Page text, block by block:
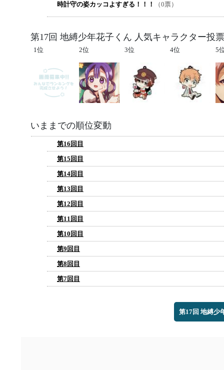
時計守の姿カッコよすぎる！！！ （0票）
第17回 地縛少年花子くん 人気キャラクター投
1位 2位 3位 4位 5
いままでの順位変動
第16回目
第15回目
第14回目
第13回目
第12回目
第11回目
第10回目
第9回目
第8回目
第7回目
第17回 地縛少